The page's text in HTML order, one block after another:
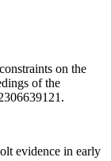
on the
evidence in early